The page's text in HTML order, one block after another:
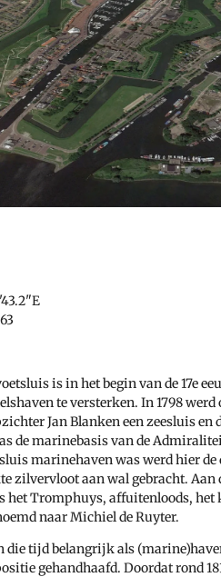
is in het begin van de 17e
te versterken. In 1798 werd
Jan Blanken een zeesluis en
de marinebasis van de
marinehaven was werd hier de
zilvervloot aan wal gebracht.
het Tromphuys, affuitenloods, het
naar Michiel de Ruyter.
die tijd belangrijk als
gehandhaafd. Doordat rond